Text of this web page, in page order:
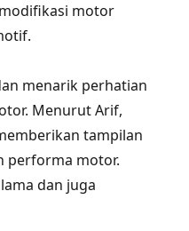
motor
menarik perhatian
Menurut Arif,
tampilan
performa motor.
dan juga